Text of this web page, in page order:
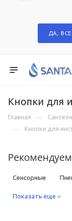
ДА,
Кнопки для
Главная —
— Кнопки для
Сенсорные
Под золото
Показать еще